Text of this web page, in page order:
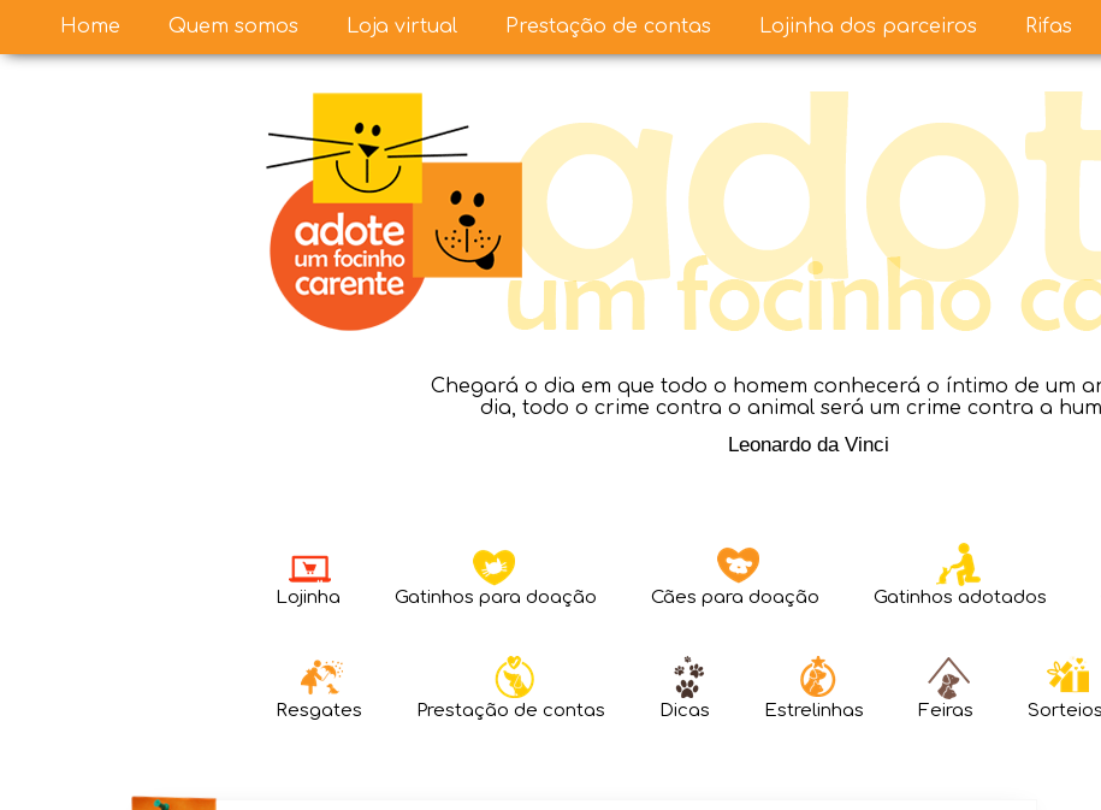
Chegará o dia em que todo o homem conhecerá o íntimo de um
dia, todo o crime contra o animal será um crime contra a
Leonardo da Vinci
Lojinha Gatinhos para doação Cães para doação Gatinhos adotados
Resgates Prestação de contas Dicas Estrelinhas Feiras Sorteios
Home Quem somos Loja virtual Prestação de contas Lojinha dos parceiros Rifas